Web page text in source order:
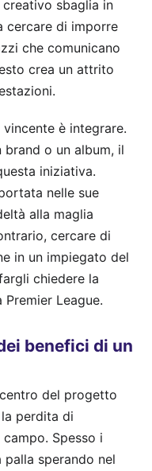
sbaglia in
cercare di imporre
che comunicano
crea un attrito
è integrare.
o un album, il
iniziativa.
nelle sue
alla maglia
cercare di
in un impiegato del
chiedere la
League.
benefici di un
del progetto
perdita di
Spesso i
sperando nel